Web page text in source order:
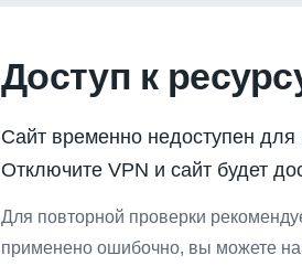
Доступ к
Сайт временно недоступен
Отключите VPN и сайт будет
Для повторной проверки
применено ошибочно, вы можете